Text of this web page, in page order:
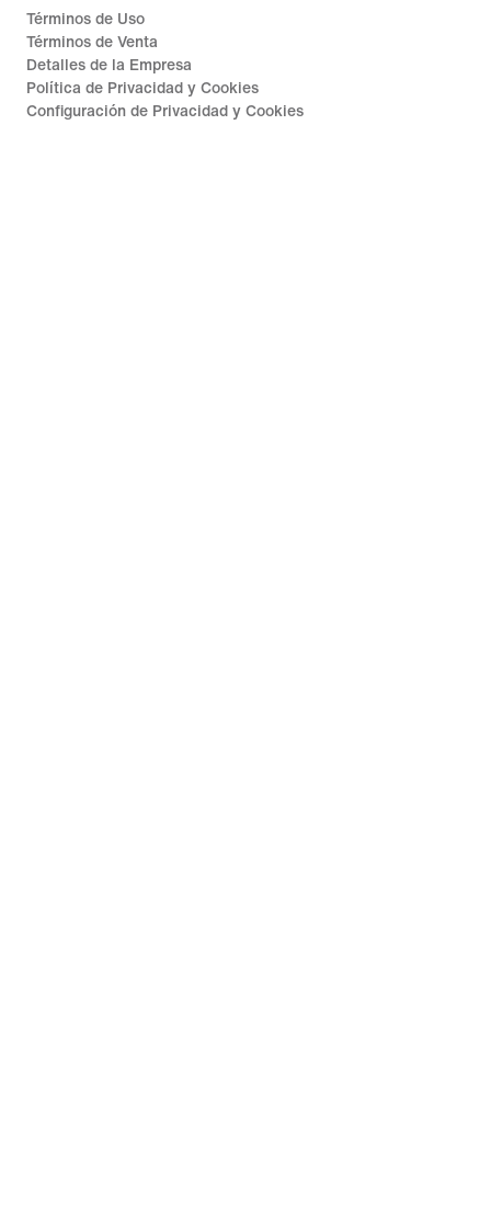
Términos de Uso
Términos de Venta
Detalles de la Empresa
Política de Privacidad y Cookies
Configuración de Privacidad y Cookies